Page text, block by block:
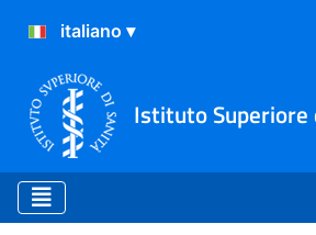
Istituto Superiore